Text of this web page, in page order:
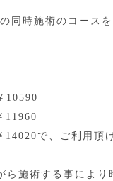
同時施術のコース
で、ご利用頂け
施術する事により